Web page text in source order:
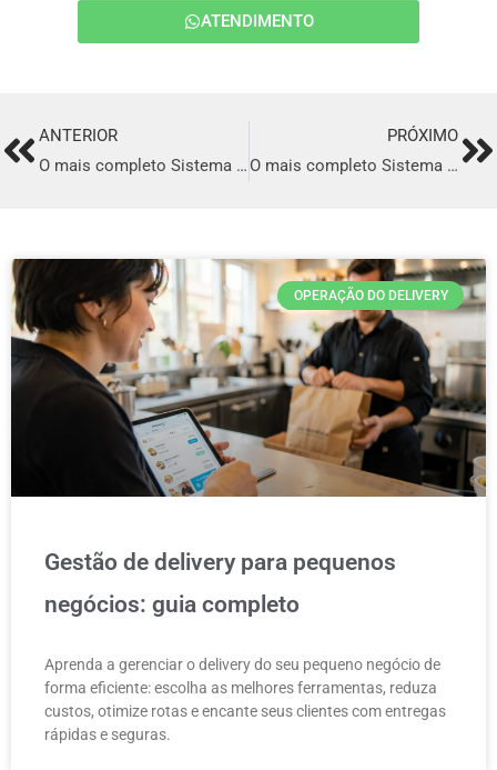
ATENDIMENTO
PrevANTERIOR
O mais completo Sistema para Delivery em Morada Nova
PRÓXIMO
O mais completo Sistema para Delivery em Conceição do Coité
OPERAÇÃO DO DELIVERY
Gestão de delivery para pequenos
negócios: guia completo
Aprenda a gerenciar o delivery do seu pequeno negócio de
forma eficiente: escolha as melhores ferramentas, reduza
custos, otimize rotas e encante seus clientes com entregas
rápidas e seguras.